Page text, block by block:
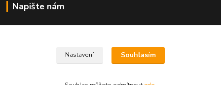
Napište nám
Nastavení Souhlasím